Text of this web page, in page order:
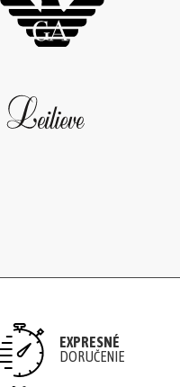
EXPRESNÉ
DORUČENIE